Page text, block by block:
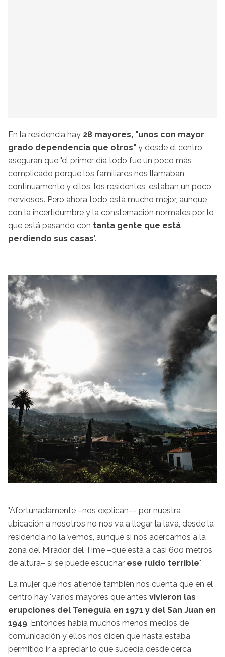
En la residencia hay 28 mayores, "unos con mayor
grado dependencia que otros" y desde el centro
aseguran que "el primer día todo fue un poco más
complicado porque los familiares nos llamaban
continuamente y ellos, los residentes, estaban un poco
nerviosos. Pero ahora todo está mucho mejor, aunque
con la incertidumbre y la consternación normales por lo
que está pasando con tanta gente que está
perdiendo sus casas".
"Afortunadamente –nos explican-– por nuestra
ubicación a nosotros no nos va a llegar la lava, desde la
residencia no la vemos, aunque si nos acercamos a la
zona del Mirador del Time –que está a casi 600 metros
de altura– sí se puede escuchar ese ruido terrible".
La mujer que nos atiende también nos cuenta que en el
centro hay "varios mayores que antes vivieron las
erupciones del Teneguía en 1971 y del San Juan en
1949. Entonces había muchos menos medios de
comunicación y ellos nos dicen que hasta estaba
permitido ir a apreciar lo que sucedía desde cerca